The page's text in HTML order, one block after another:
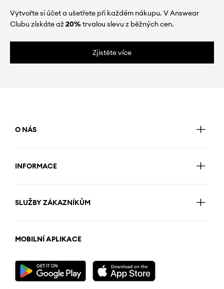
Vytvořte si účet a ušetřete při každém nákupu. V Answear
Clubu získáte až20%trvalou slevu z běžných cen.
Zjistěte více
O NÁS
INFORMACE
SLUŽBY ZÁKAZNÍKŮM
MOBILNÍ APLIKACE